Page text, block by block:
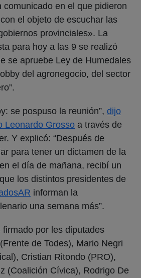
comunicado en el que pidieron
el objeto de escuchar las
provinciales». La
para hoy a las 9 se realizó
se apruebe Ley de Humedales
del agronegocio, del sector
se pospuso la reunión”, dijo
Leonardo Grosso a través de
Y explicó: “Después de
para tener un dictamen de la
el día de mañana, recibí un
los distintos presidentes de
informan la
una semana más”.
por les diputades
de Todes), Mario Negri
Cristian Ritondo (PRO),
(Coalición Cívica), Rodrigo De